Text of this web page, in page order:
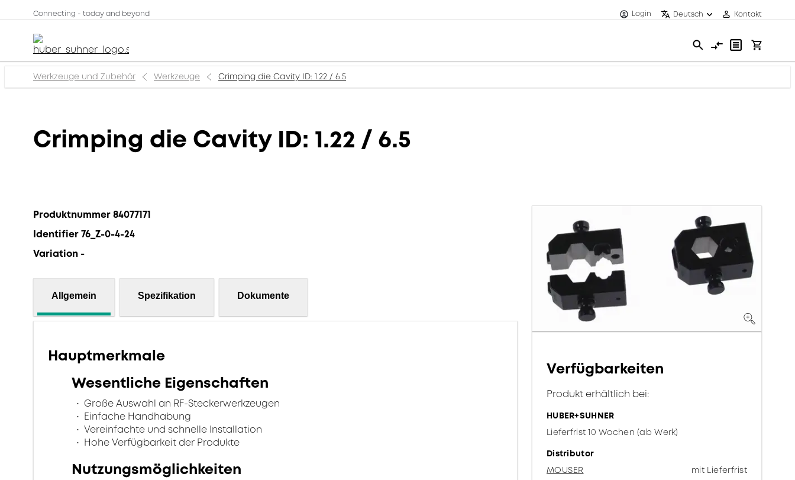
Connecting - today and beyond Login Deutsch Kontakt
Werkzeuge und Zubehör Werkzeuge Crimping die Cavity ID: 1.22 / 6.5
Crimping die Cavity ID: 1.22 / 6.5
Produktnummer 84077171
Identifier 76_Z-0-4-24
Variation -
Allgemein Spezifikation Dokumente
Hauptmerkmale
Wesentliche Eigenschaften
Große Auswahl an RF-Steckerwerkzeugen
Einfache Handhabung
Vereinfachte und schnelle Installation
Hohe Verfügbarkeit der Produkte
Nutzungsmöglichkeiten
Verfügbarkeiten
Produkt erhältlich bei:
HUBER+SUHNER
Lieferfrist 10 Wochen (ab Werk)
Distributor
MOUSER
mit Lieferfrist